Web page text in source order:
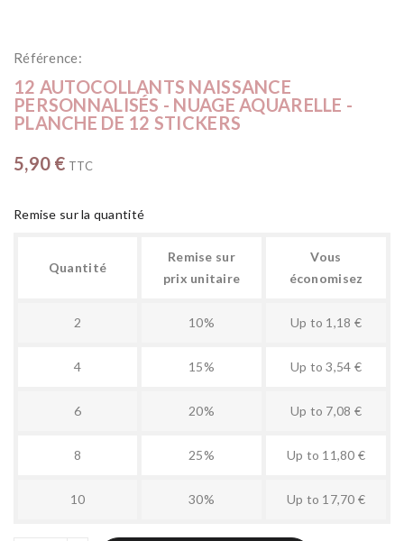
Référence:
12 AUTOCOLLANTS NAISSANCE
PERSONNALISÉS - NUAGE AQUARELLE -
PLANCHE DE 12 STICKERS
5,90 € TTC
Remise sur la quantité
Quantité
Remise sur
prix unitaire
Vous
économisez
2 10% Up to 1,18 €
4 15% Up to 3,54 €
6 20% Up to 7,08 €
8 25% Up to 11,80 €
10 30% Up to 17,70 €